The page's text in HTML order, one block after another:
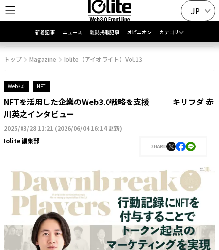
JP
新着記事 ニュース 雑誌掲載記事 オピニオン カテゴリ
トップ Magazine Iolite（アイオライト）Vol.13
Web3.0 NFT
NFTを活用した企業のWeb3.0戦略を支援── キリフダ 赤
川英之インタビュー
2025/03/28 11:21 (2026/06/04 16:14 更新)
Iolite 編集部
SHARE